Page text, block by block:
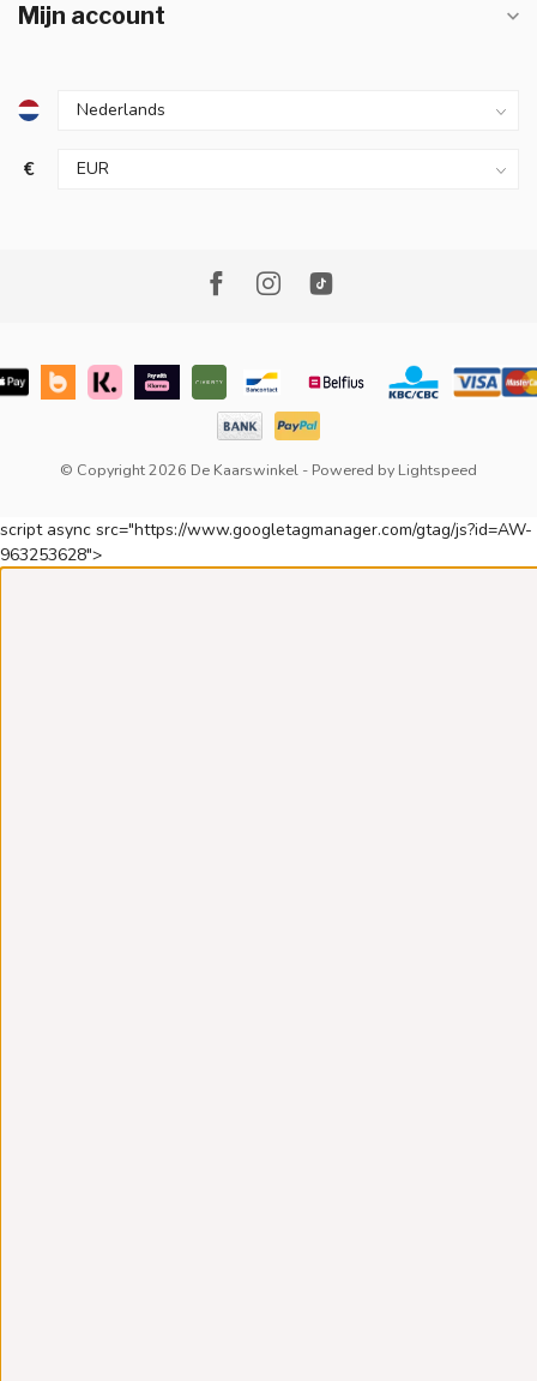
Mijn account
€
© Copyright 2026 De Kaarswinkel - Powered by Lightspeed
script async src="https://www.googletagmanager.com/gtag/js?id=AW-
963253628">